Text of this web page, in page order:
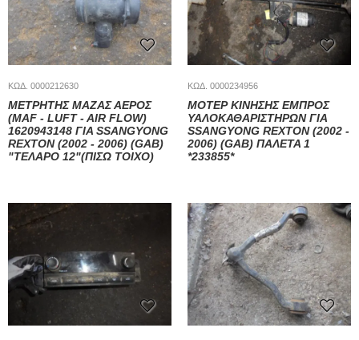
ΚΩΔ. 0000212630
ΜΕΤΡΗΤΗΣ ΜΑΖΑΣ ΑΕΡΟΣ
(MAF - LUFT - AIR FLOW)
1620943148 ΓΙΑ SSANGYONG
REXTON (2002 - 2006) (GAB)
"ΤΕΛΑΡΟ 12"(ΠΙΣΩ ΤΟΙΧΟ)
ΚΩΔ. 0000234956
ΜΟΤΕΡ ΚΙΝΗΣΗΣ ΕΜΠΡΟΣ
ΥΑΛΟΚΑΘΑΡΙΣΤΗΡΩΝ ΓΙΑ
SSANGYONG REXTON (2002 -
2006) (GAB) ΠΑΛΕΤΑ 1
*233855*